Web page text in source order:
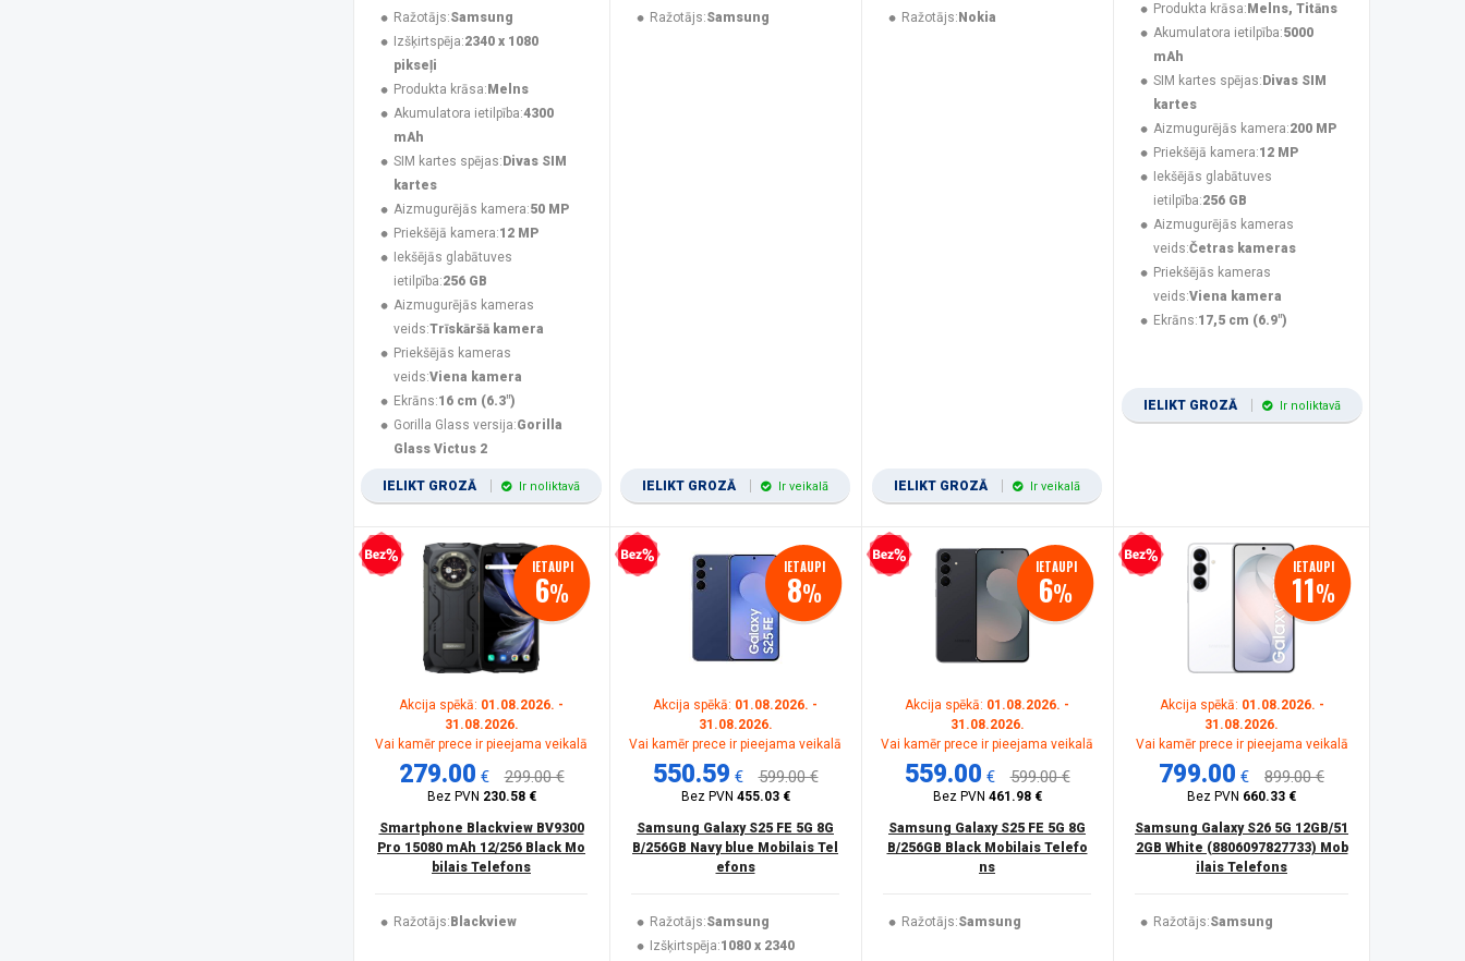
Ražotājs:Samsung
Izšķirtspēja:2340 x 1080
pikseļi
Produkta krāsa: Melns
Akumulatora ietilpība:4300
mAh
SIM kartes spējas: Divas SIM
kartes
Aizmugurējās kamera:50 MP
Priekšējā kamera:12 MP
Iekšējās glabātuves
ietilpība:256 GB
Aizmugurējās kameras
veids:Trīskāršā kamera
Priekšējās kameras
veids:Viena kamera
Ekrāns:16 cm (6.3")
Gorilla Glass versija:Gorilla
Glass Victus 2
IELIKT GROZĀ Ir noliktavā
Ražotājs:Samsung
IELIKT GROZĀ Ir veikalā
Ražotājs: Nokia
IELIKT GROZĀ Ir veikalā
Produkta krāsa: Melns, Titāns
Akumulatora ietilpība:5000
mAh
SIM kartes spējas: Divas SIM
kartes
Aizmugurējās kamera:200 MP
Priekšējā kamera:12 MP
Iekšējās glabātuves
ietilpība:256 GB
Aizmugurējās kameras
veids:Četras kameras
Priekšējās kameras
veids:Viena kamera
Ekrāns:17,5 cm (6.9")
IELIKT GROZĀ Ir noliktavā
Bezprocentu kredīts IETAUPI
6%
Akcija spēkā: 01.08.2026. -
31.08.2026.
Vai kamēr prece ir pieejama veikalā
279.00 € 299.00 €
Bez PVN 230.58 €
Smartphone Blackview BV9300
Pro 15080 mAh 12/256 Black Mo
bilais Telefons
Ražotājs: Blackview
Bezprocentu kredīts IETAUPI
8%
Akcija spēkā: 01.08.2026. -
31.08.2026.
Vai kamēr prece ir pieejama veikalā
550.59 € 599.00 €
Bez PVN 455.03 €
Samsung Galaxy S25 FE 5G 8G
B/256GB Navy blue Mobilais Tel
efons
Ražotājs:Samsung
Izšķirtspēja:1080 x 2340
Bezprocentu kredīts IETAUPI
6%
Akcija spēkā: 01.08.2026. -
31.08.2026.
Vai kamēr prece ir pieejama veikalā
559.00 € 599.00 €
Bez PVN 461.98 €
Samsung Galaxy S25 FE 5G 8G
B/256GB Black Mobilais Telefo
ns
Ražotājs:Samsung
Bezprocentu kredīts IETAUPI
11%
Akcija spēkā: 01.08.2026. -
31.08.2026.
Vai kamēr prece ir pieejama veikalā
799.00 € 899.00 €
Bez PVN 660.33 €
Samsung Galaxy S26 5G 12GB/51
2GB White (8806097827733) Mob
ilais Telefons
Ražotājs:Samsung